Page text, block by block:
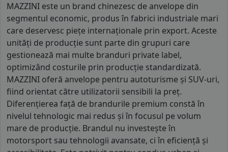
MAZZINI este un brand chinezesc de anvelope din
segmentul economic, produs în fabrici industriale mari
care deservesc piețe internaționale prin export. Aceste
unități de producție sunt parte din grupuri care
gestionează mai multe branduri private label,
optimizând costurile prin producție standardizată.
MAZZINI oferă anvelope pentru autoturisme și SUV-uri,
fiind orientat către utilizatorii sensibili la preț.
Diferențierea față de brandurile premium constă în
nivelul tehnologic mai redus și în focusul pe volum
mare de producție. Brandul nu investește în
motorsport sau tehnologii avansate, ci în eficiență și